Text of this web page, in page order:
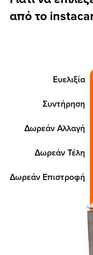
από το
Ευελιξία
Συντήρηση
Δωρεάν Αλλαγή
Δωρεάν Τέλη
Δωρεάν Επιστροφή